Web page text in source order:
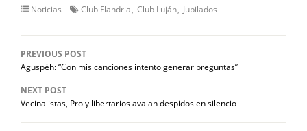
Noticias Club Flandria Club Luján Jubilados
PREVIOUS POST
Aguspéh: “Con mis canciones intento generar preguntas”
NEXT POST
Vecinalistas, Pro y libertarios avalan despidos en silencio